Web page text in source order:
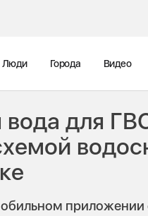
Люди Города Видео
для
приложении